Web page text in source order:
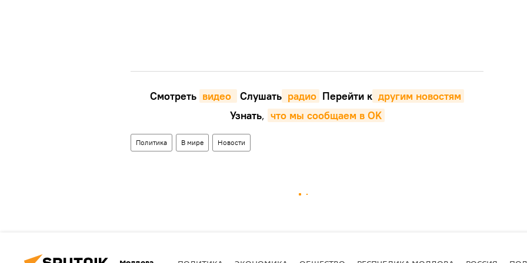
Смотреть видео Cлушать радио Перейти к другим новостям
Узнать, что мы сообщаем в OK
Политика В мире Новости